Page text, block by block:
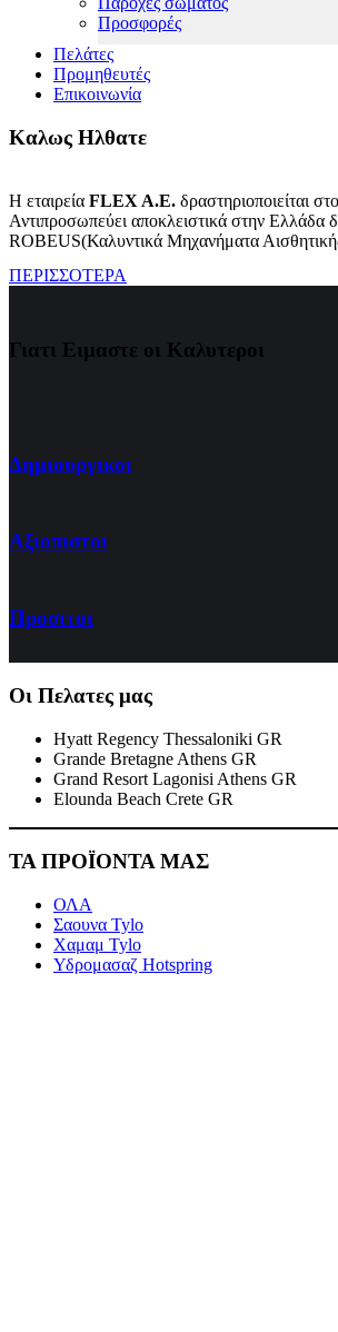
Προσφορές
Πελάτες
Προμηθευτές
Επικοινωνία
Καλως Ηλθατε
Η εταιρεία FLEX A.E.
Αντιπροσωπεύει αποκλειστικά στην
ROBEUS(Καλυντικά Μηχανήματα
ΠΕΡΙΣΣΟΤΕΡΑ
Γιατι Ειμαστε οι Καλυτεροι
Δημιουργικοι
Αξιοπιστοι
Προσιτοι
Οι Πελατες μας
Hyatt Regency Thessaloniki GR
Grande Bretagne Athens GR
Grand Resort Lagonisi Athens GR
Elounda Beach Crete GR
ΤΑ ΠΡΟΪΟΝΤΑ ΜΑΣ
ΟΛΑ
Σαουνα Tylo
Χαμαμ Tylo
Υδρομασαζ Hotspring